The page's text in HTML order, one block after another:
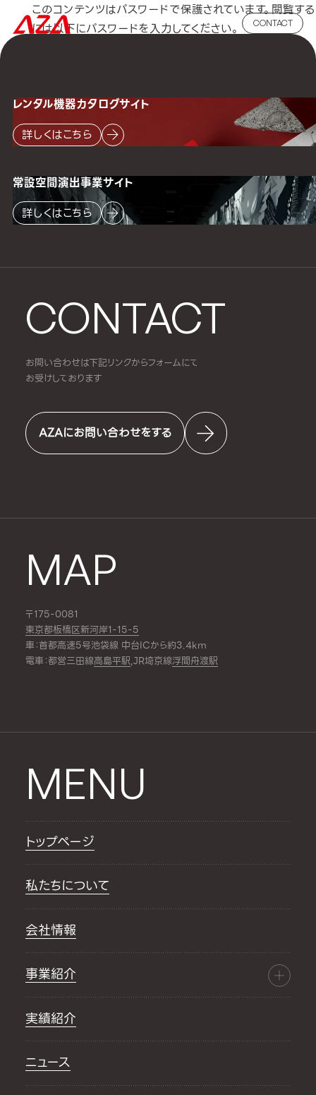
CONTACT
このコンテンツはパスワードで保護されています。閲覧する
には以下にパスワードを入力してください。
CONTACT
お問い合わせは下記リンクからフォームにて
お受けしております
AZAにお問い合わせをする
MAP
〒175-0081
東京都板橋区新河岸1-15-5
車：首都高速5号池袋線 中台ICから約3.4km
電車：都営三田線高島平駅,JR埼京線浮間舟渡駅
レンタル機器カタログサイト
詳しくはこちら
常設空間演出事業サイト
詳しくはこちら
MENU
トップページ
私たちについて
会社情報
事業紹介
実績紹介
ニュース